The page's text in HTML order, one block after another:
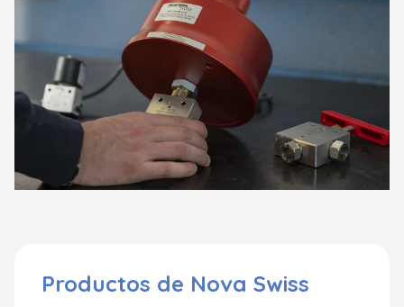
Productos de Nova Swiss